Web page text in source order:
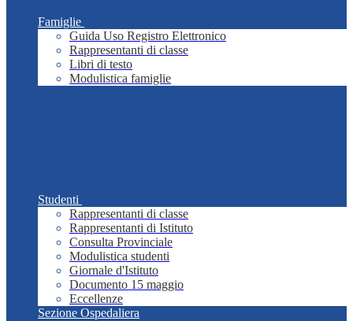
Famiglie
Guida Uso Registro Elettronico
Rappresentanti di classe
Libri di testo
Modulistica famiglie
Studenti
Rappresentanti di classe
Rappresentanti di Istituto
Consulta Provinciale
Modulistica studenti
Giornale d'Istituto
Documento 15 maggio
Eccellenze
Sezione Ospedaliera